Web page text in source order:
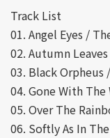
Track List
01. Angel Eyes /
02. Autumn
03. Black Orpheus
04. Gone With
05. Over The
06. Softly As In